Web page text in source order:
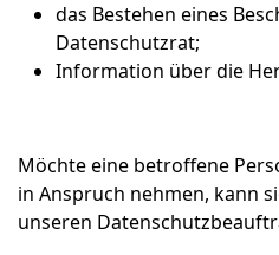
das Bestehen eines
Datenschutzrat;
Information über die
Möchte eine betroffene
in Anspruch nehmen, kann
unseren